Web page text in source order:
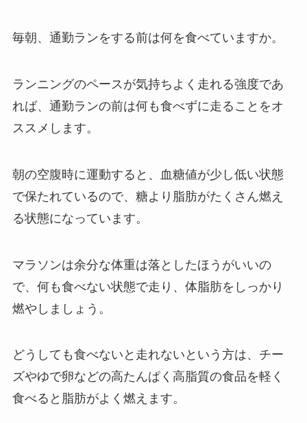
毎朝、通勤ランをする前は何を食べていますか。
ランニングのペースが気持ちよく走れる強度であ
れば、通勤ランの前は何も食べずに走ることをオ
ススメします。
朝の空腹時に運動すると、血糖値が少し低い状態
で保たれているので、糖より脂肪がたくさん燃え
る状態になっています。
マラソンは余分な体重は落としたほうがいいの
で、何も食べない状態で走り、体脂肪をしっかり
燃やしましょう。
どうしても食べないと走れないという方は、チー
ズやゆで卵などの高たんぱく高脂質の食品を軽く
食べると脂肪がよく燃えます。